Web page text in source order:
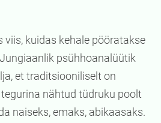
viis, kuidas kehale pööratakse
psühhoanalüütik
et traditsiooniliselt on
nähtud tüdruku poolt
naiseks, emaks, abikaasaks.